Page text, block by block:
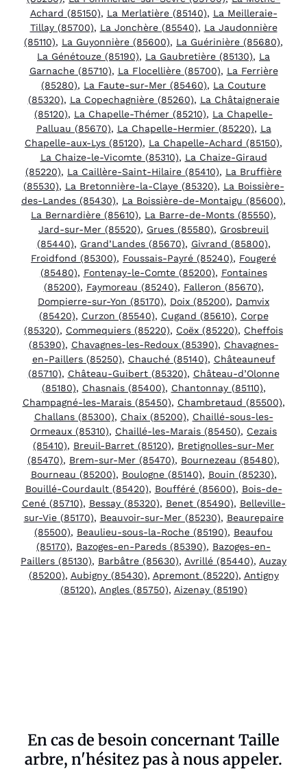
Achard (85150), La Merlatière (85140), La Meilleraie-
Tillay (85700), La Jonchère (85540), La Jaudonnière
(85110), La Guyonnière (85600), La Guérinière (85680),
La Génétouze (85190), La Gaubretière (85130), La
Garnache (85710), La Flocellière (85700), La Ferrière
(85280), La Faute-sur-Mer (85460), La Couture
(85320), La Copechagnière (85260), La Châtaigneraie
(85120), La Chapelle-Thémer (85210), La Chapelle-
Palluau (85670), La Chapelle-Hermier (85220), La
Chapelle-aux-Lys (85120), La Chapelle-Achard (85150),
La Chaize-le-Vicomte (85310), La Chaize-Giraud
(85220), La Caillère-Saint-Hilaire (85410), La Bruffière
(85530), La Bretonnière-la-Claye (85320), La Boissière-
des-Landes (85430), La Boissière-de-Montaigu (85600),
La Bernardière (85610), La Barre-de-Monts (85550),
Jard-sur-Mer (85520), Grues (85580), Grosbreuil
(85440), Grand’Landes (85670), Givrand (85800),
Froidfond (85300), Foussais-Payré (85240), Fougeré
(85480), Fontenay-le-Comte (85200), Fontaines
(85200), Faymoreau (85240), Falleron (85670),
Dompierre-sur-Yon (85170), Doix (85200), Damvix
(85420), Curzon (85540), Cugand (85610), Corpe
(85320), Commequiers (85220), Coëx (85220), Cheffois
(85390), Chavagnes-les-Redoux (85390), Chavagnes-
en-Paillers (85250), Chauché (85140), Châteauneuf
(85710), Château-Guibert (85320), Château-d’Olonne
(85180), Chasnais (85400), Chantonnay (85110),
Champagné-les-Marais (85450), Chambretaud (85500),
Challans (85300), Chaix (85200), Chaillé-sous-les-
Ormeaux (85310), Chaillé-les-Marais (85450), Cezais
(85410), Breuil-Barret (85120), Bretignolles-sur-Mer
(85470), Brem-sur-Mer (85470), Bournezeau (85480),
Bourneau (85200), Boulogne (85140), Bouin (85230),
Bouillé-Courdault (85420), Boufféré (85600), Bois-de-
Cené (85710), Bessay (85320), Benet (85490), Belleville-
sur-Vie (85170), Beauvoir-sur-Mer (85230), Beaurepaire
(85500), Beaulieu-sous-la-Roche (85190), Beaufou
(85170), Bazoges-en-Pareds (85390), Bazoges-en-
Paillers (85130), Barbâtre (85630), Avrillé (85440), Auzay
(85200), Aubigny (85430), Apremont (85220), Antigny
(85120), Angles (85750), Aizenay (85190)
En cas de besoin concernant Taille
arbre, n'hésitez pas à nous appeler.